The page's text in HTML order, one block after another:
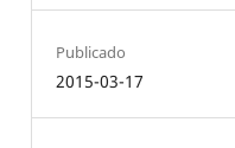
Publicado
2015-03-17